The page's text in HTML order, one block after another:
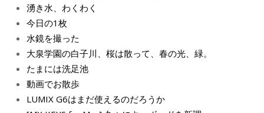
湧き水、わくわく
今日の1枚
水鏡を撮った
大泉学園の白子川、桜は散って、春の光、緑。
たまには洗足池
動画でお散歩
LUMIX G6はまだ使えるのだろうか